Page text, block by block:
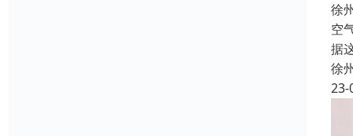
徐
空
据
徐
23-